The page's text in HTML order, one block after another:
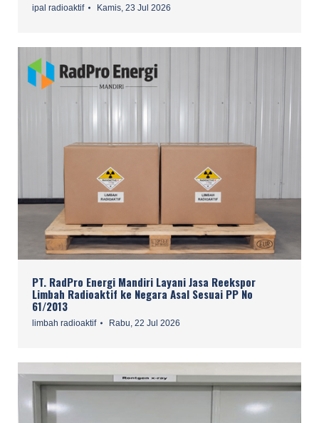
ipal radioaktif Kamis, 23 Jul 2026
PT. RadPro Energi Mandiri Layani Jasa Reekspor
Limbah Radioaktif ke Negara Asal Sesuai PP No
61/2013
limbah radioaktif Rabu, 22 Jul 2026